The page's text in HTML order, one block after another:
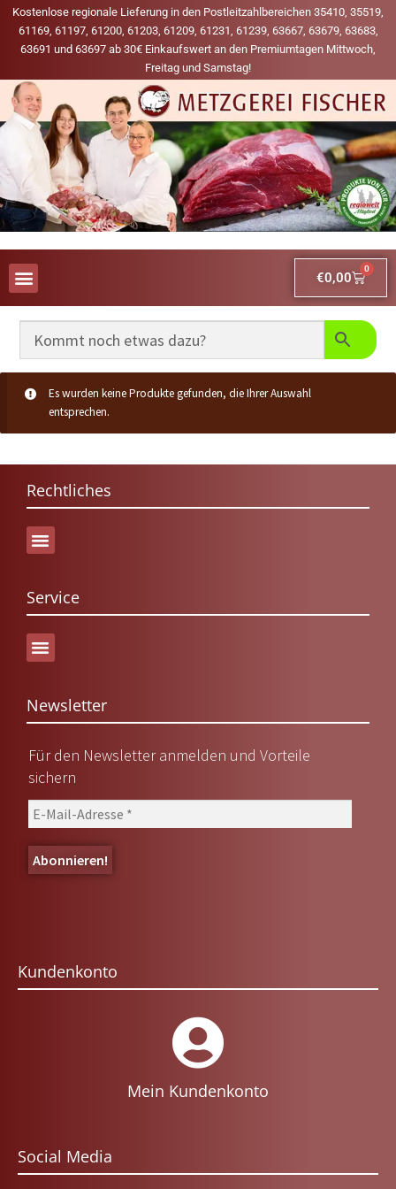
Kostenlose regionale Lieferung in den Postleitzahlbereichen 35410, 35519,
61169, 61197, 61200, 61203, 61209, 61231, 61239, 63667, 63679, 63683,
63691 und 63697 ab 30€ Einkaufswert an den Premiumtagen Mittwoch,
Freitag und Samstag!
€0,00
0
Es wurden keine Produkte gefunden, die Ihrer Auswahl
entsprechen.
Rechtliches
Service
Newsletter
Für den Newsletter anmelden und Vorteile
sichern
Kundenkonto
Mein Kundenkonto
Social Media